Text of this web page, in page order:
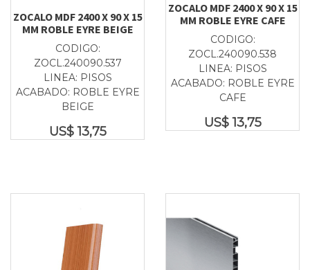
ZOCALO MDF 2400 X 90 X 15
MM ROBLE EYRE BEIGE
CODIGO:
ZOCL.240090.537
LINEA: PISOS
ACABADO: ROBLE EYRE
BEIGE
US$13,75
ZOCALO MDF 2400 X 90 X 15
MM ROBLE EYRE CAFE
CODIGO:
ZOCL.240090.538
LINEA: PISOS
ACABADO: ROBLE EYRE
CAFE
US$13,75